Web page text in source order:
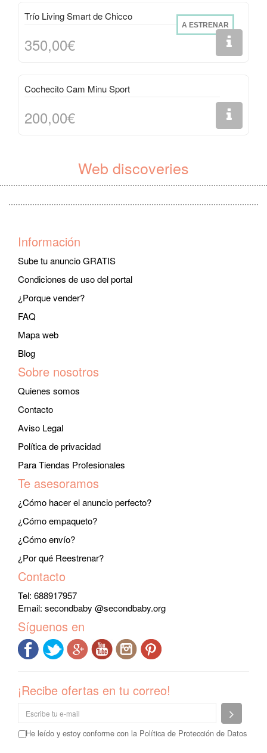
Trío Living Smart de Chicco
A ESTRENAR
350,00€
Cochecito Cam Minu Sport
200,00€
Web discoveries
Información
Sube tu anuncio GRATIS
Condiciones de uso del portal
¿Porque vender?
FAQ
Mapa web
Blog
Sobre nosotros
Quienes somos
Contacto
Aviso Legal
Política de privacidad
Para Tiendas Profesionales
Te asesoramos
¿Cómo hacer el anuncio perfecto?
¿Cómo empaqueto?
¿Cómo envío?
¿Por qué Reestrenar?
Contacto
Tel: 688917957
Email: secondbaby @secondbaby.org
Síguenos en
¡Recibe ofertas en tu correo!
He leído y estoy conforme con la Política de Protección de Datos